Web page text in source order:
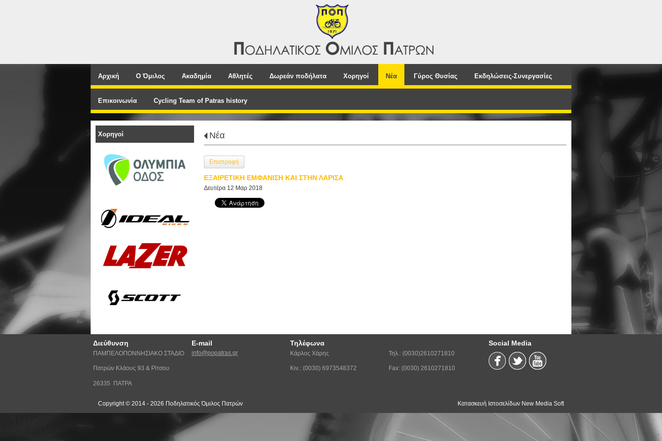
Αρχική Ο Όμιλος Ακαδημία Αθλητές Δωρεάν ποδήλατα Χορηγοί Νέα Γύρος Θυσίας Εκδηλώσεις-Συνεργασίες
Επικοινωνία Cycling Team of Patras history
Χορηγοί Νέα
Επιστροφή
ΕΞΑΙΡΕΤΙΚΗ ΕΜΦΑΝΙΣΗ ΚΑΙ ΣΤΗΝ ΛΑΡΙΣΑ
Δευτέρα 12 Μαρ 2018
Διεύθυνση E-mail Τηλέφωνα Social Media
ΠΑΜΠΕΛΟΠΟΝΝΗΣΙΑΚΟ ΣΤΑΔΙΟ
Πατρών Κλάους 93 & Ρίτσου
26335 ΠΑΤΡΑ
info@popatras.gr Κάρλος Χάρης
Κιν.: (0030) 6973548372
Τηλ.: (0030)2610271810
Fax: (0030) 2610271810
Copyright © 2014 - 2026 Ποδηλατικός Όμιλος Πατρών Κατασκευή Ιστοσελίδων New Media Soft